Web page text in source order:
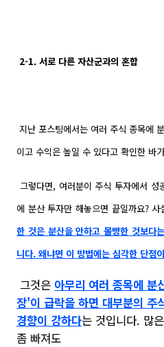
2-1. 서로 다른 자산군과의 혼합
지난 포스팅에서는 여러 주식 종목에
이고 수익은 높일 수 있다고 확인한 바
그렇다면, 여러분이 주식 투자에서
에 분산 투자만 해놓으면 끝일까요?
한 것은 분산을 안하고 몰빵한 것보다
니다. 왜냐면 이 방법에는 심각한 단점
그것은 아무리 여러 종목에 분
장'이 급락을 하면 대부분의 주
경향이 강하다는 것입니다. 많
좀 빠져도